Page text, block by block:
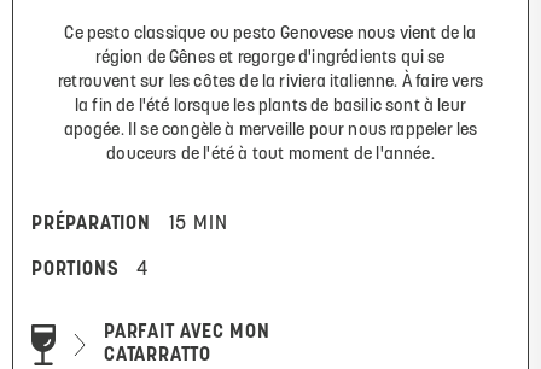
Ce pesto classique ou pesto Genovese nous vient de la
région de Gênes et regorge d'ingrédients qui se
retrouvent sur les côtes de la riviera italienne. À faire vers
la fin de l'été lorsque les plants de basilic sont à leur
apogée. Il se congèle à merveille pour nous rappeler les
douceurs de l'été à tout moment de l'année.
PRÉPARATION 15 MIN
PORTIONS 4
PARFAIT AVEC MON
CATARRATTO